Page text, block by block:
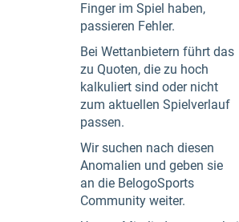
Finger im Spiel haben,
passieren Fehler.
Bei Wettanbietern führt das
zu Quoten, die zu hoch
kalkuliert sind oder nicht
zum aktuellen Spielverlauf
passen.
Wir suchen nach diesen
Anomalien und geben sie
an die BelogoSports
Community weiter.